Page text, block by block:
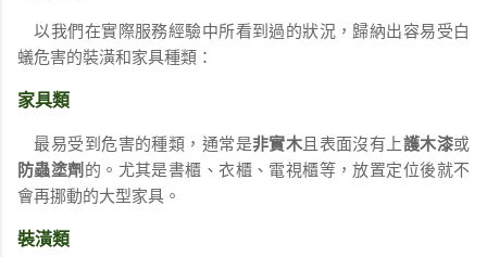
以我們在實際服務經驗中所看到過的狀況，歸納出容易受白
蟻危害的裝潢和家具種類：
家具類
最易受到危害的種類，通常是非實木 且表面沒有上護木漆或
防蟲塗劑 的。尤其是書櫃、衣櫃、電視櫃等，放置定位後就不
會再挪動的大型家具。
裝潢類